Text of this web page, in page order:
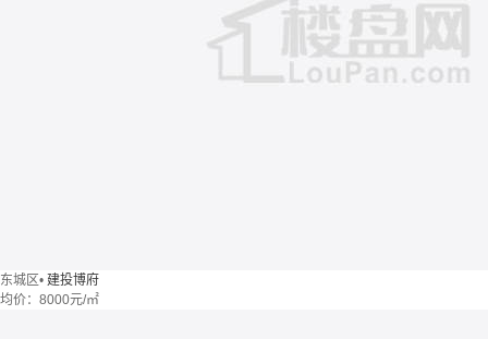
东城区• 建投博府
均价： 8000元/㎡